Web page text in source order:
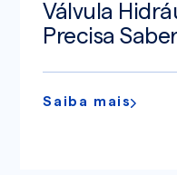
Válvula
Precisa
Saiba mais